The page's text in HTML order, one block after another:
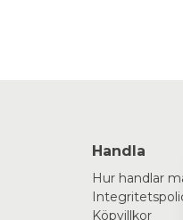
Handla
Hur handlar
Köpvillkor